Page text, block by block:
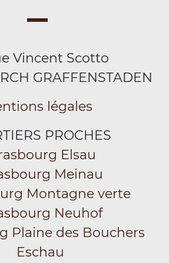
Vincent Scotto
GRAFFENSTADEN
légales
PROCHES
Elsau
Meinau
Montagne verte
Neuhof
Plaine des Bouchers
Eschau